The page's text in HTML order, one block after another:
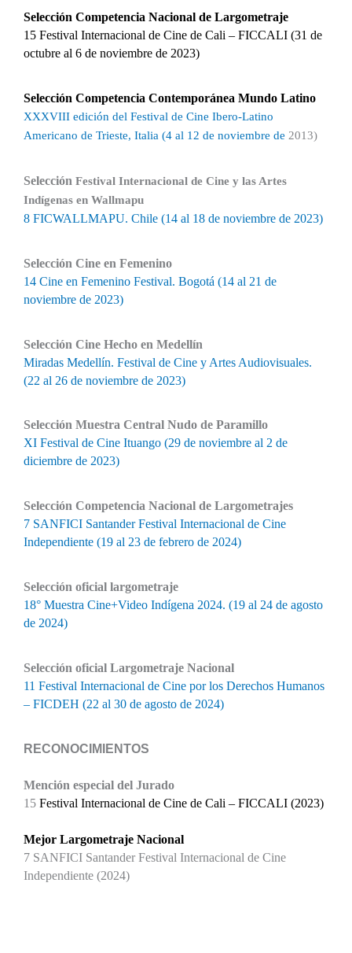
Selección Competencia Nacional de Largometraje
15 Festival Internacional de Cine de Cali – FICCALI (31 de
octubre al 6 de noviembre de 2023)
Selección Competencia Contemporánea Mundo Latino
XXXVIII edición del Festival de Cine Ibero-Latino
Americano de Trieste, Italia (4 al 12 de noviembre de 2013)
Selección Festival Internacional de Cine y las Artes
Indígenas en Wallmapu
8 FICWALLMAPU. Chile (14 al 18 de noviembre de 2023)
Selección Cine en Femenino
14 Cine en Femenino Festival. Bogotá (14 al 21 de
noviembre de 2023)
Selección Cine Hecho en Medellín
Miradas Medellín. Festival de Cine y Artes Audiovisuales.
(22 al 26 de noviembre de 2023)
Selección Muestra Central Nudo de Paramillo
XI Festival de Cine Ituango (29 de noviembre al 2 de
diciembre de 2023)
Selección Competencia Nacional de Largometrajes
7 SANFICI Santander Festival Internacional de Cine
Independiente (19 al 23 de febrero de 2024)
Selección oficial largometraje
18° Muestra Cine+Video Indígena 2024. (19 al 24 de agosto
de 2024)
Selección oficial Largometraje Nacional
11 Festival Internacional de Cine por los Derechos Humanos
– FICDEH (22 al 30 de agosto de 2024)
RECONOCIMIENTOS
Mención especial del Jurado
15 Festival Internacional de Cine de Cali – FICCALI (2023)
Mejor Largometraje Nacional
7 SANFICI Santander Festival Internacional de Cine
Independiente (2024)